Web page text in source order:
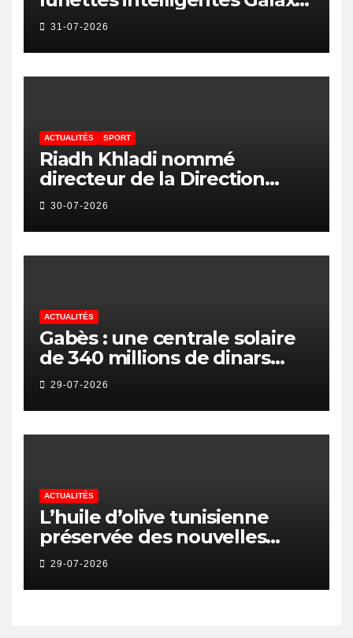
avec IA et Gemini
31-07-2026
ACTUALITÉS SPORT
Riadh Khladi nommé
directeur de la Direction
Nationale de l’Arbitrage
30-07-2026
ACTUALITÉS
Gabès : une centrale solaire
de 340 millions de dinars
pour renforcer la transition
emplois
29-07-2026
ACTUALITÉS
L’huile d’olive tunisienne
préservée des nouvelles
surtaxes américaines de
29-07-2026